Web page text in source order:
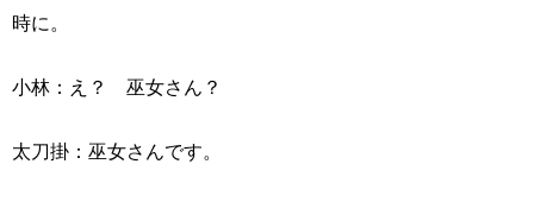
時に。
小林：え？ 巫女さん？
太刀掛：巫女さんです。